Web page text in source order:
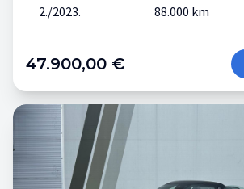
2./2023. 88.000 km
47.900,00 €